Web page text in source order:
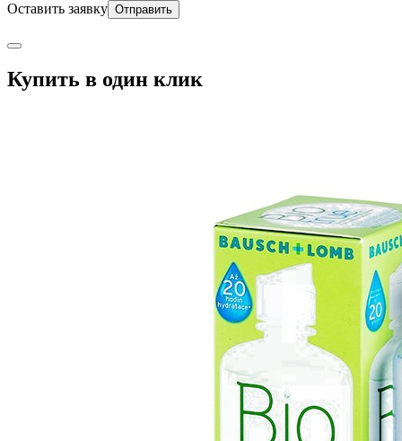
Оставить заявку
Купить в один клик